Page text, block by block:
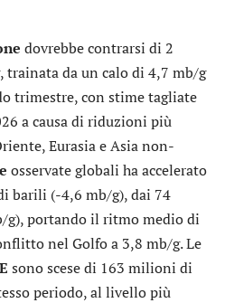
dovrebbe contrarsi di 2
trainata da un calo di 4,7 mb/g
trimestre, con stime tagliate
a causa di riduzioni più
Eurasia e Asia non-
osservate globali ha accelerato
barili (-4,6 mb/g), dai 74
portando il ritmo medio di
nel Golfo a 3,8 mb/g. Le
sono scese di 163 milioni di
periodo, al livello più